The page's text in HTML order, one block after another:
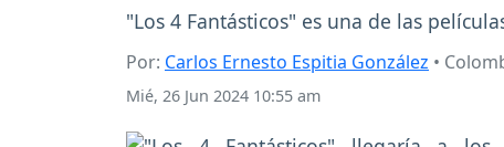
"Los 4 Fantásticos" es una de las
Por: Carlos Ernesto Espitia González •
Mié, 26 Jun 2024 10:55 am